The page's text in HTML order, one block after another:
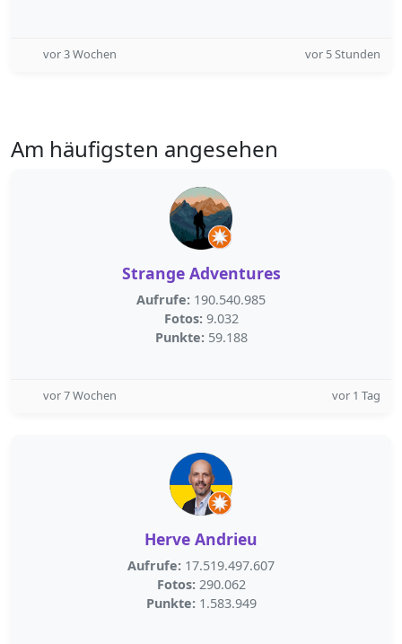
vor 3 Wochen vor 5 Stunden
Am häufigsten angesehen
Strange Adventures
Aufrufe: 190.540.985
Fotos: 9.032
Punkte: 59.188
vor 7 Wochen vor 1 Tag
Herve Andrieu
Aufrufe: 17.519.497.607
Fotos: 290.062
Punkte: 1.583.949